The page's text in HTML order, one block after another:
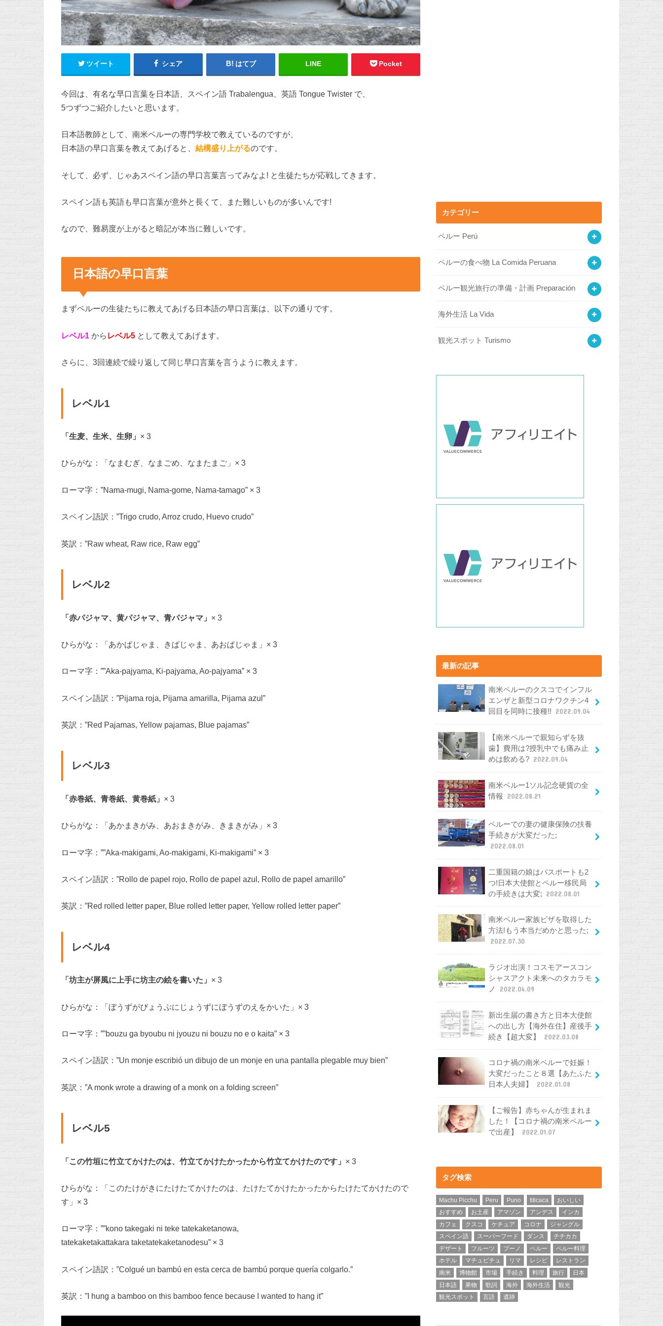
ツイート シェア はてブ LINE Pocket
今回は、有名な早口言葉を日本語、スペイン語 Trabalengua、英語 Tongue Twister で、
5つずつご紹介したいと思います。
日本語教師として、南米ペルーの専門学校で教えているのですが、
日本語の早口言葉を教えてあげると、 結構盛り上がるのです。
そして、必ず、じゃあスペイン語の早口言葉言ってみなよ! と生徒たちが応戦してきます。
スペイン語も英語も早口言葉が意外と長くて、また難しいものが多いんです!
なので、難易度が上がると暗記が本当に難しいです。
日本語の早口言葉
まずペルーの生徒たちに教えてあげる日本語の早口言葉は、以下の通りです。
レベル1 から レベル5 として教えてあげます。
さらに、3回連続で繰り返して同じ早口言葉を言うように教えます。
レベル1
「生麦、生米、生卵」 × 3
ひらがな：「なまむぎ、なまごめ、なまたまご」× 3
ローマ字：”Nama-mugi, Nama-gome, Nama-tamago” × 3
スペイン語訳：”Trigo crudo, Arroz crudo, Huevo crudo”
英訳：”Raw wheat, Raw rice, Raw egg”
レベル2
「赤パジャマ、黄パジャマ、青パジャマ」 × 3
ひらがな：「あかぱじゃま、きぱじゃま、あおぱじゃま」× 3
ローマ字：””Aka-pajyama, Ki-pajyama, Ao-pajyama” × 3
スペイン語訳：”Pijama roja, Pijama amarilla, Pijama azul”
英訳：”Red Pajamas, Yellow pajamas, Blue pajamas”
レベル3
「赤巻紙、青巻紙、黄巻紙」 × 3
ひらがな：「あかまきがみ、あおまきがみ、きまきがみ」× 3
ローマ字：””Aka-makigami, Ao-makigami, Ki-makigami” × 3
スペイン語訳：”Rollo de papel rojo, Rollo de papel azul, Rollo de papel amarillo”
英訳：”Red rolled letter paper, Blue rolled letter paper, Yellow rolled letter paper”
レベル4
「坊主が屏風に上手に坊主の絵を書いた」 × 3
ひらがな：「ぼうずがびょうぶにじょうずにぼうずのえをかいた」× 3
ローマ字：””bouzu ga byoubu ni jyouzu ni bouzu no e o kaita” × 3
スペイン語訳：”Un monje escribió un dibujo de un monje en una pantalla plegable muy bien”
英訳：”A monk wrote a drawing of a monk on a folding screen”
レベル5
「この竹垣に竹立てかけたのは、竹立てかけたかったから竹立てかけたのです」 × 3
ひらがな：「このたけがきにたけたてかけたのは、たけたてかけたかったからたけたてかけたので
す」× 3
ローマ字：””kono takegaki ni teke tatekaketanowa,
tatekaketakattakara taketatekaketanodesu” × 3
スペイン語訳：”Colgué un bambú en esta cerca de bambú porque quería colgarlo.”
英訳：”I hung a bamboo on this bamboo fence because I wanted to hang it”
カテゴリー
ペルー Perú
ペルーの食べ物 La Comida Peruana
ペルー観光旅行の準備・計画 Preparación
海外生活 La Vida
観光スポット Turismo
最新の記事
南米ペルーのクスコでインフル
エンザと新型コロナワクチン4
回目を同時に接種!!
2022.09.04
【南米ペルーで親知らずを抜
歯】費用は?授乳中でも痛み止
めは飲める? 2022.09.04
南米ペルー1ソル記念硬貨の全
情報
2022.08.21
ペルーでの妻の健康保険の扶養
手続きが大変だった;
2022.08.01
二重国籍の娘はパスポートも2
つ!日本大使館とペルー移民局
の手続きは大変;
2022.08.01
南米ペルー家族ビザを取得した
方法!もう本当だめかと思った;
2022.07.30
ラジオ出演！コスモアースコン
シャスアクト未来へのタカラモ
ノ
2022.04.09
新出生届の書き方と日本大使館
への出し方【海外在住】産後手
続き【超大変】
2022.03.08
コロナ禍の南米ペルーで妊娠！
大変だったこと８選【あたふた
日本人夫婦】
2022.01.08
【ご報告】赤ちゃんが生まれま
した！【コロナ禍の南米ペルー
で出産】
2022.01.07
タグ検索
Machu Picchu Peru Puno titicaca
おいしい
おすすめ
お土産 アマゾン アンデス
インカ
カフェ
クスコ ケチュア コロナ
ジャングル
スペイン語
スーパーフード ダンス
チチカカ
デザート
フルーツ プーノ ペルー
ペルー料理
ホテル
マチュピチュ リマ レシピ
レストラン
南米
博物館 市場 手続き 料理 旅行
日本
日本語
果物 歌詞 海外 海外生活
観光
観光スポット
言語 遺跡